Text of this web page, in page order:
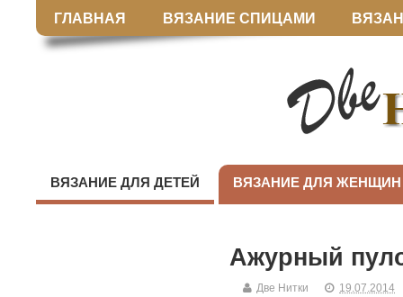
ГЛАВНАЯ ВЯЗАНИЕ СПИЦАМИ
ВЯЗАНИЕ ДЛЯ ДЕТЕЙ ВЯЗАНИЕ ДЛЯ ЖЕНЩИН
Ажурный
Две Нитки 19.07.2014